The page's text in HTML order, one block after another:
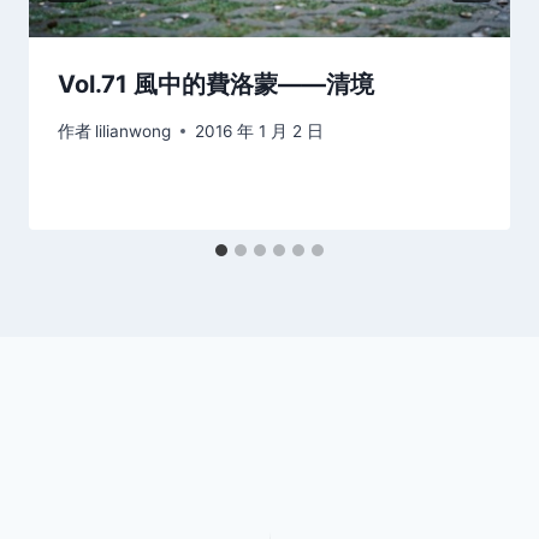
Vol.71 風中的費洛蒙——清境
作者 lilianwong 2016 年 1 月 2 日